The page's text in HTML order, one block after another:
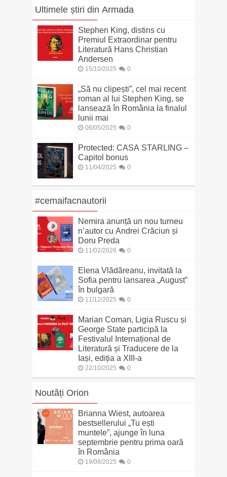
Ultimele știri din Armada
Stephen King, distins cu
Premiul Extraordinar pentru
Literatură Hans Christian
Andersen
15/10/2025 0
„Să nu clipești”, cel mai recent
roman al lui Stephen King, se
lansează în România la finalul
lunii mai
06/05/2025 0
Protected: CASA STARLING –
Capitol bonus
11/04/2025 0
#cemaifacnautorii
Nemira anunță un nou turneu
n’autor cu Andrei Crăciun și
Doru Preda
11/02/2026 0
Elena Vlădăreanu, invitată la
Sofia pentru lansarea „August”
în bulgară
11/12/2025 0
Marian Coman, Ligia Ruscu și
George State participă la
Festivalul Internațional de
Literatură și Traducere de la
Iași, ediția a XIII-a
22/10/2025 0
Noutăți Orion
Brianna Wiest, autoarea
bestsellerului „Tu ești
muntele”, ajunge în luna
septembrie pentru prima oară
în România
19/08/2025 0